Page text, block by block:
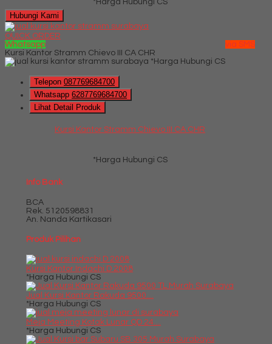
Hubungi Kami
QUICK ORDER
Whatsapp
via SMS
Kursi Kantor Stramm Chievo III CA CHR
*Harga Hubungi CS
Telepon 087769684700
Whatsapp 6287769684700
Lihat Detail Produk
Kursi Kantor Stramm Chievo III CA CHR
*Harga Hubungi CS
Info Bank
BCA
Rek. 5120598831
An. Nanda Kartikasari
Produk Pilihan
Kursi Kantor Indachi D 2008
*Harga Hubungi CS
Jual Kursi Kantor Rakuda 9500....
*Harga Hubungi CS
Meja Meeting Kotak Lunar QD 24....
*Harga Hubungi CS